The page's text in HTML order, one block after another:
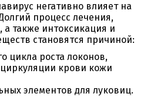
негативно влияет на
процесс лечения,
а также интоксикация и
становятся причиной:
цикла роста локонов,
крови кожи
элементов для луковиц.